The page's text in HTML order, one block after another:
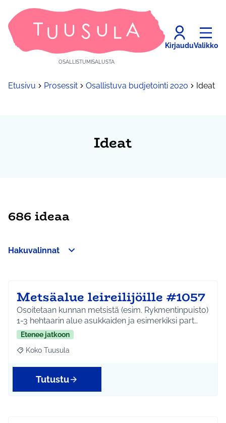
OSALLISTUMISALUSTA
KirjauduValikko
Etusivu Prosessit Osallistuva budjetointi 2020 Ideat
Ideat
686 ideaa
Hakuvalinnat
−
Metsäalue leireilijöille #1057
Osoitetaan kunnan metsistä (esim. Rykmentinpuisto)
1-3 hehtaarin alue asukkaiden ja esimerkiksi part…
Etenee jatkoon
Rajaa tulokset aihepiirin mukaan: Koko Tuusula
Koko Tuusula
Tutustu